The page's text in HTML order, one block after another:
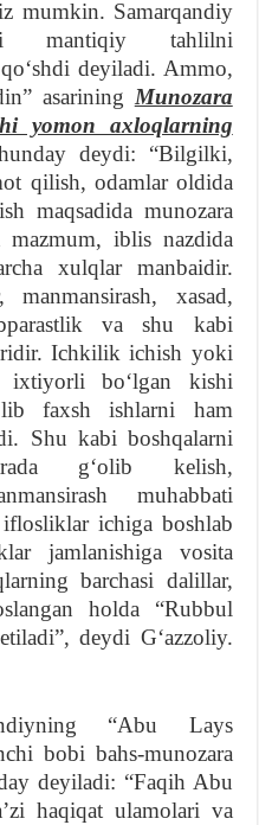
mumkin. Samarqandiy
mantiqiy tahlilni
deyiladi. Ammo,
asarining Munozara
yomon axloqlarning
deydi: “Bilgilki,
qilish, odamlar oldida
maqsadida munozara
iblis nazdida
xulqlar manbaidir.
xasad,
va shu kabi
Ichkilik ichish yoki
bo‘lgan kishi
faxsh ishlarni ham
Shu kabi boshqalarni
g‘olib kelish,
muhabbati
ichiga boshlab
jamlanishiga vosita
barchasi dalillar,
holda “Rubbul
deydi G‘azzoliy.
“Abu Lays
bobi bahs-munozara
deyiladi: “Faqih Abu
haqiqat ulamolari va